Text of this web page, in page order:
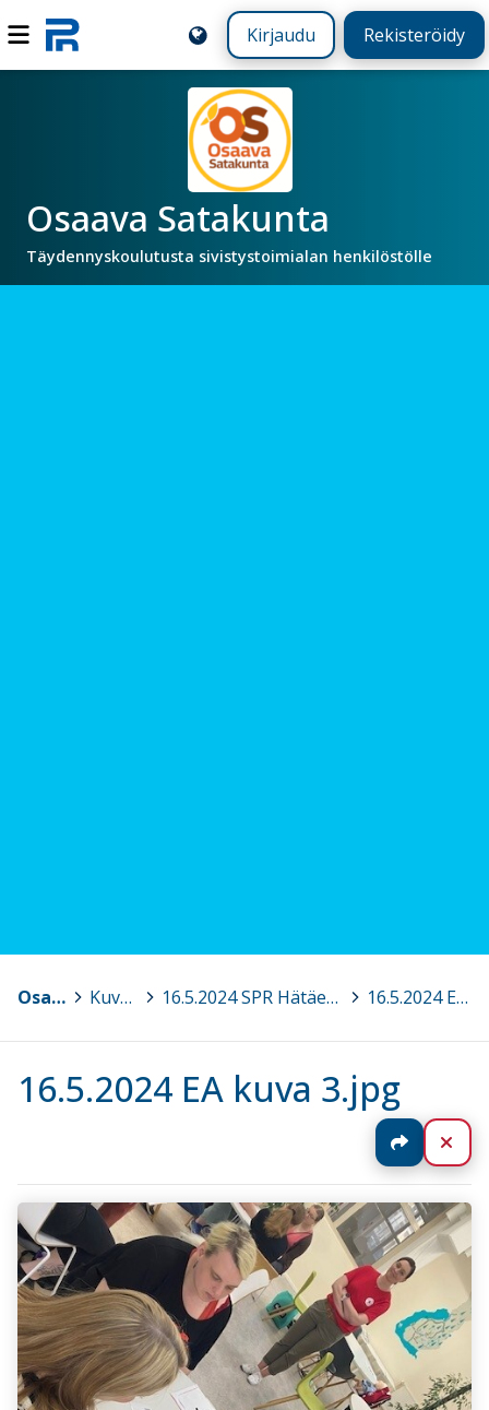
Kirjaudu Rekisteröidy
Osaava Satakunta
Täydennyskoulutusta sivistystoimialan henkilöstölle
Osaava Satakunta Kuvagalleria > 16.5.2024 SPR Hätäensiapukurssi 4 t® lasten ja nuorten parissa työskenteleville, Pori > 16.5.2024 EA kuva 3.jpg
16.5.2024 EA kuva 3.jpg
Jaa